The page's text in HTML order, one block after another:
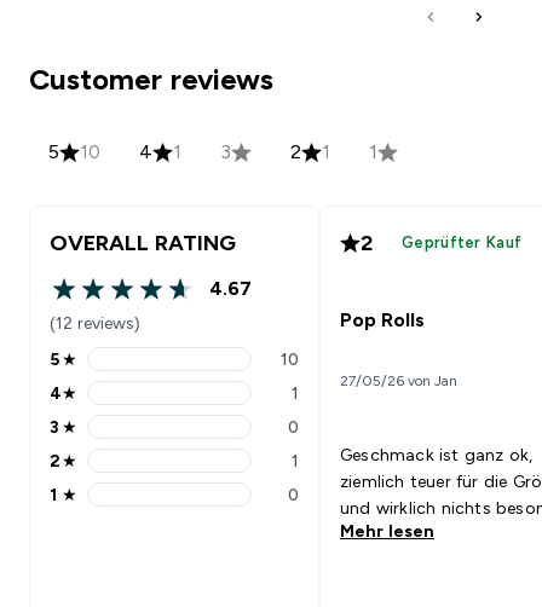
Customer reviews
5 10 4 1 3 2 1 1
OVERALL RATING
4.67 out of 5 stars
4.67
(12 reviews)
5 stars rating 10 reviews
5★ 10
4 stars rating 1 reviews
4★ 1
3 stars rating 0 reviews
3 ★ 0
2 stars rating 1 reviews
2★ 1
1 stars rating 0 reviews
1 ★ 0
2 Geprüfter Kauf
Pop Rolls
27/05/26 von Jan
Geschmack ist ganz ok,
ziemlich teuer für die
und wirklich nichts
Mehr lesen